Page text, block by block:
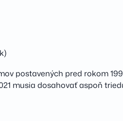
postavených pred rokom
musia dosahovať aspoň